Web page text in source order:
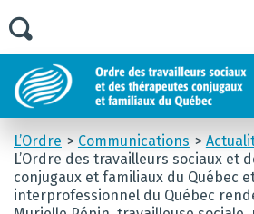
L’Ordre Communications
L’Ordre des travailleurs sociaux et
conjugaux et familiaux du Québec
interprofessionnel du Québec